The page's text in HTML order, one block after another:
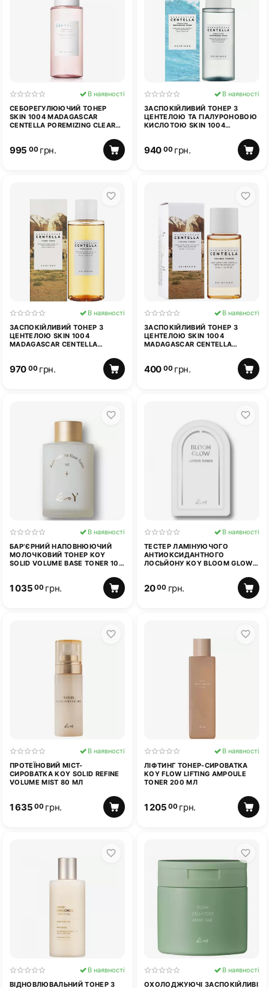
СЕБОРЕГУЛЮЮЧИЙ ТОНЕР
SKIN 1004 MADAGASCAR
CENTELLA POREMIZING CLEAR
В наявності
995 00 грн.
ЗАСПОКІЙЛИВИЙ ТОНЕР З
ЦЕНТЕЛОЮ ТА ГІАЛУРОНОВОЮ
КИСЛОТОЮ SKIN 1004
TONER 210 МЛ
В наявності
940 00 грн.
ЗАСПОКІЙЛИВИЙ ТОНЕР З
ЦЕНТЕЛОЮ SKIN 1004
MADAGASCAR CENTELLA
В наявності
970 00 грн.
ЗАСПОКІЙЛИВИЙ ТОНЕР З
ЦЕНТЕЛОЮ SKIN 1004
MADAGASCAR CENTELLA
В наявності
400 00 грн.
БАР’ЄРНИЙ НАПОВНЮЮЧИЙ
МОЛОЧКОВИЙ ТОНЕР KOY
SOLID VOLUME BASE TONER 100
В наявності
1 035 00 грн.
ТЕСТЕР ЛАМІНУЮЧОГО
АНТИОКСИДАНТНОГО
ЛОСЬЙОНУ KOY BLOOM GLOW
В наявності
20 00 грн.
ПРОТЕЇНОВИЙ МІСТ-
СИРОВАТКА KOY SOLID REFINE
VOLUME MIST 80 МЛ
В наявності
1 635 00 грн.
ЛІФТИНГ ТОНЕР-СИРОВАТКА
KOY FLOW LIFTING AMPOULE
TONER 200 МЛ
В наявності
1 205 00 грн.
ВІДНОВЛЮВАЛЬНИЙ ТОНЕР З
В наявності
ОХОЛОДЖУЮЧІ ЗАСПОКІЙЛИВІ
В наявності